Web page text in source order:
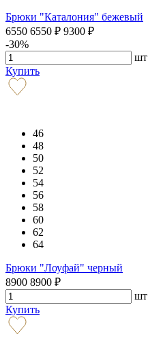
Брюки "Каталония" бежевый
6550 6550 ₽ 9300 ₽
-30%
шт
Купить
46
48
50
52
54
56
58
60
62
64
Брюки "Лоуфай" черный
8900 8900 ₽
шт
Купить